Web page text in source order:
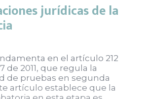
jurídicas de la
en el artículo 212
de 2011, que regula la
de pruebas en segunda
artículo establece que la